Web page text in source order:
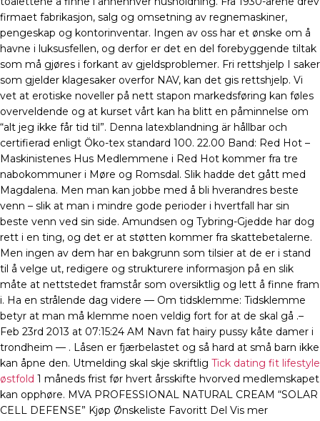
firmaet fabrikasjon, salg og omsetning av regnemaskiner,
pengeskap og kontorinventar. Ingen av oss har et ønske om å
havne i luksusfellen, og derfor er det en del forebyggende tiltak
som må gjøres i forkant av gjeldsproblemer. Fri rettshjelp I saker
som gjelder klagesaker overfor NAV, kan det gis rettshjelp. Vi
vet at erotiske noveller på nett stapon markedsføring kan føles
overveldende og at kurset vårt kan ha blitt en påminnelse om
“alt jeg ikke får tid til”. Denna latexblandning är hållbar och
certifierad enligt Öko-tex standard 100. 22.00 Band: Red Hot –
Maskinistenes Hus Medlemmene i Red Hot kommer fra tre
nabokommuner i Møre og Romsdal. Slik hadde det gått med
Magdalena. Men man kan jobbe med å bli hverandres beste
venn – slik at man i mindre gode perioder i hvertfall har sin
beste venn ved sin side. Amundsen og Tybring-Gjedde har dog
rett i en ting, og det er at støtten kommer fra skattebetalerne.
Men ingen av dem har en bakgrunn som tilsier at de er i stand
til å velge ut, redigere og strukturere informasjon på en slik
måte at nettstedet framstår som oversiktlig og lett å finne fram
i. Ha en strålende dag videre — Om tidsklemme: Tidsklemme
betyr at man må klemme noen veldig fort for at de skal gå .–
Feb 23rd 2013 at 07:15:24 AM Navn fat hairy pussy kåte damer i
trondheim — . Låsen er fjærbelastet og så hard at små barn ikke
kan åpne den. Utmelding skal skje skriftlig Tick dating fit lifestyle
østfold 1 måneds frist før hvert årsskifte hvorved medlemskapet
kan opphøre. MVA PROFESSIONAL NATURAL CREAM “SOLAR
CELL DEFENSE” Kjøp Ønskeliste Favoritt Del Vis mer